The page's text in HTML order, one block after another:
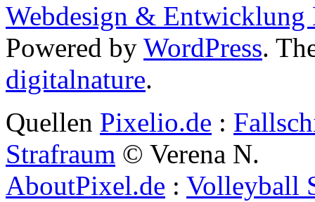
Webdesign & Entwicklung
Powered by WordPress.
digitalnature.
Quellen Pixelio.de :
Strafraum © Verena N.
AboutPixel.de : Volleyball